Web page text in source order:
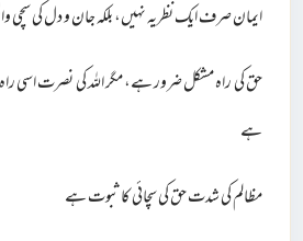
ایمان صرف ایک نظریہ نہیں، بلکہ جان و دل کی سچی
حق کی راہ مشکل ضرور ہے، مگر اللہ کی نصرت اسی
ہے
مظالم کی شدت حق کی سچائی کا ثبوت ہے